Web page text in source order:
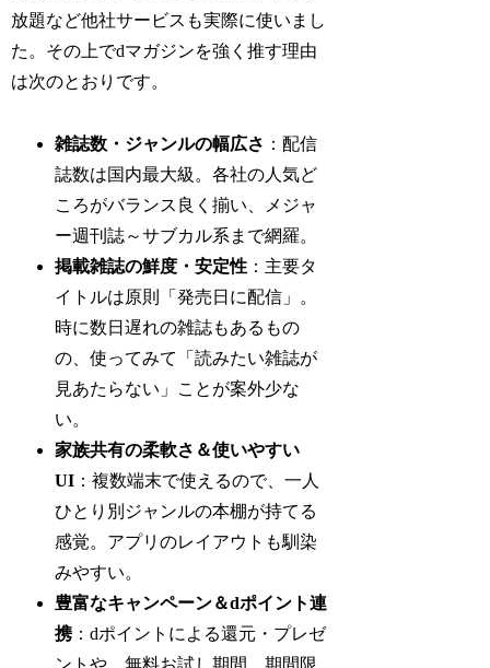
放題など他社サービスも実際に使いまし
た。その上でdマガジンを強く推す理由
は次のとおりです。
雑誌数・ジャンルの幅広さ ：配信
誌数は国内最大級。各社の人気ど
ころがバランス良く揃い、メジャ
ー週刊誌～サブカル系まで網羅。
掲載雑誌の鮮度・安定性 ：主要タ
イトルは原則「発売日に配信」。
時に数日遅れの雑誌もあるもの
の、使ってみて「読みたい雑誌が
見あたらない」ことが案外少な
い。
家族共有の柔軟さ＆使いやすい
UI ：複数端末で使えるので、一人
ひとり別ジャンルの本棚が持てる
感覚。アプリのレイアウトも馴染
みやすい。
豊富なキャンペーン＆dポイント連
携：dポイントによる還元・プレゼ
ントや、無料お試し期間、期間限